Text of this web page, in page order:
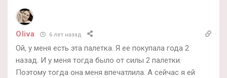
Oliva 6 лет назад
Ой, у меня есть эта палетка. Я ее покупала года 2
назад. И у меня тогда было от силы 2 палетки.
Поэтому тогда она меня впечатлила. А сейчас я ей